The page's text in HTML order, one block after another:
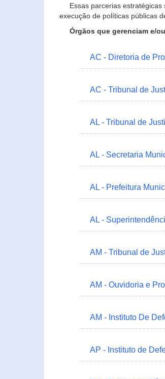
Essas parcerias
execução de políticas públicas
Órgãos que gerenciam e/
AC - Diretoria de
AC - Tribunal de
AL - Tribunal de
AL - Secretaria
AL - Prefeitura
AL -
AM - Tribunal de
AM - Ouvidoria e
AM - Instituto De
AP - Instituto de